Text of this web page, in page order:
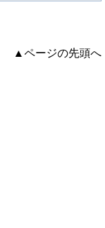
▲ページの先頭へ